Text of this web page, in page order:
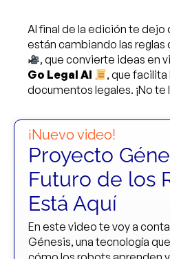
Al final de la edición te dejo
están cambiando las reglas
, que convierte ideas en
Go Legal AI
, que
documentos legales. ¡No
¡Nuevo video!
Proyecto
Futuro de los
Está Aquí
En este video te voy a
Génesis, una tecnología